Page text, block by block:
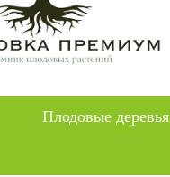
Плодовые деревья